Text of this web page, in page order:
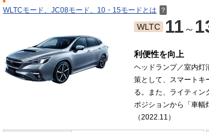
WLTCモード、JC08モード、10・15モードとは ？
WLTC 11 ～
利便性を向上
ヘッドランプ／室内灯
策として、スマートキ
る。また、ライティン
ポジションから「車幅
（2022.11）